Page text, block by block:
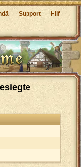
- Support - Hilf -